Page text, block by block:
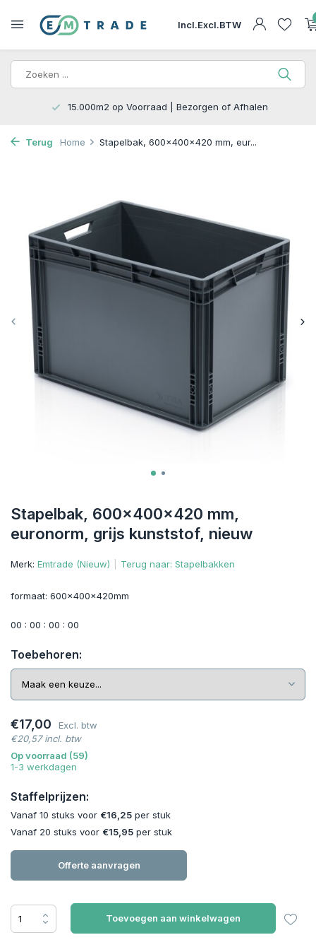
Incl.Excl.BTW
15.000m2 op Voorraad | Bezorgen of Afhalen
Terug Home Stapelbak, 600x400x420 mm, eur...
Stapelbak, 600x400x420 mm,
euronorm, grijs kunststof, nieuw
Merk: Emtrade (Nieuw) Terug naar: Stapelbakken
formaat: 600x400x420mm
00 : 00 : 00 : 00
Toebehoren:
€17,00
Excl. btw
€20,57 incl. btw
Op voorraad (59)
1-3 werkdagen
Staffelprijzen:
Vanaf 10 stuks voor €16,25 per stuk
Vanaf 20 stuks voor €15,95 per stuk
Offerte aanvragen
Toevoegen aan winkelwagen